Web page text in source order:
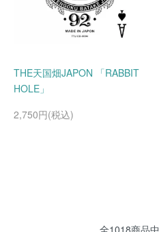
THE天国畑JAPON 「RABBIT
HOLE」
2,750円(税込)